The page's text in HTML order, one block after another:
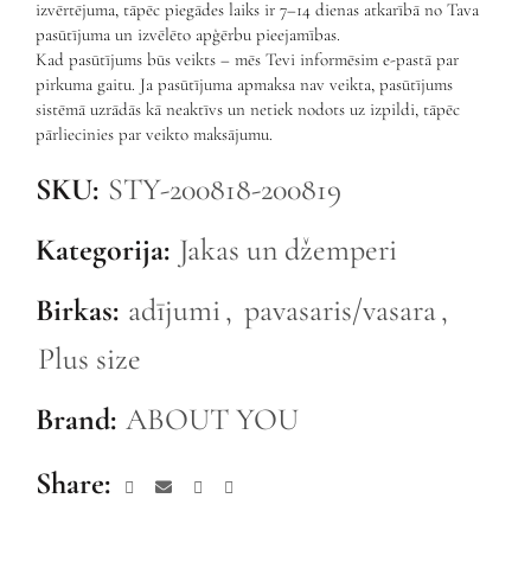
izvērtējuma, tāpēc piegādes laiks ir 7–14 dienas atkarībā no Tava
pasūtījuma un izvēlēto apģērbu pieejamības.
Kad pasūtījums būs veikts – mēs Tevi informēsim e-pastā par
pirkuma gaitu. Ja pasūtījuma apmaksa nav veikta, pasūtījums
sistēmā uzrādās kā neaktīvs un netiek nodots uz izpildi, tāpēc
pārliecinies par veikto maksājumu.
SKU: STY-200818-200819
Kategorija: Jakas un džemperi
Birkas: adījumi, pavasaris/vasara,
Plus size
Brand: ABOUT YOU
Share